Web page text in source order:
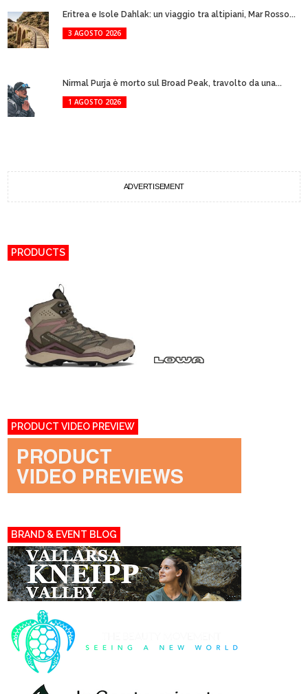
Eritrea e Isole Dahlak: un viaggio tra altipiani, Mar Rosso...
3 AGOSTO 2026
Nirmal Purja è morto sul Broad Peak, travolto da una...
1 AGOSTO 2026
ADVERTISEMENT
PRODUCTS
PRODUCT VIDEO PREVIEW
BRAND & EVENT BLOG